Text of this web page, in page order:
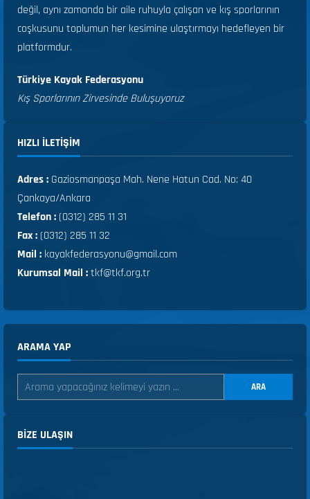
değil, aynı zamanda bir aile ruhuyla çalışan ve kış sporlarının
coşkusunu toplumun her kesimine ulaştırmayı hedefleyen bir
platformdur.
Türkiye Kayak Federasyonu
Kış Sporlarının Zirvesinde Buluşuyoruz
HIZLI ILETIŞIM
Adres : Gaziosmanpaşa Mah. Nene Hatun Cad. No: 40
Çankaya/Ankara
Telefon :(0312) 285 11 31
Fax :(0312) 285 11 32
Mail : kayakfederasyonu@gmail.com
Kurumsal Mail :tkf@tkf.org.tr
ARAMA YAP
ARA
BIZE ULAŞIN